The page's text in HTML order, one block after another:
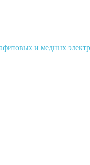
и медных